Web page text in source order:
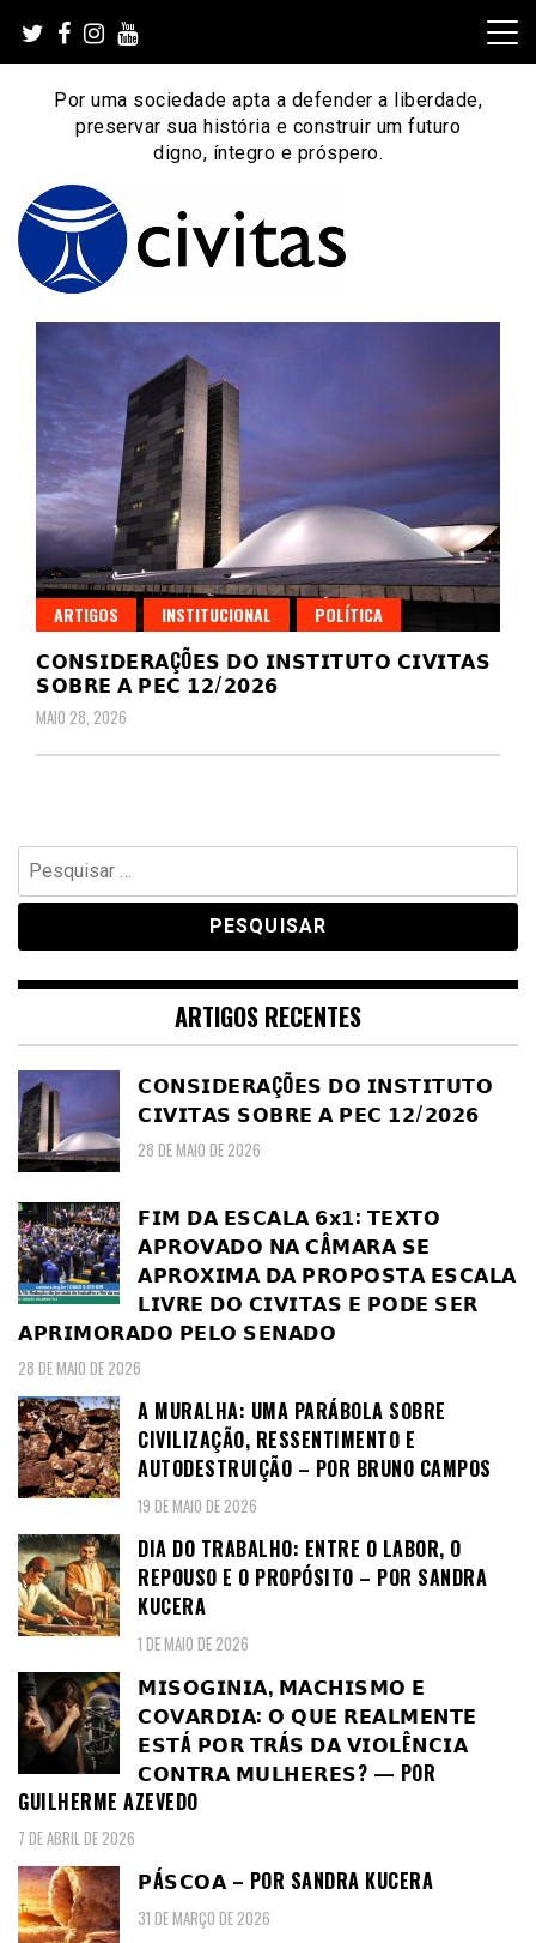
content
Por uma sociedade apta a defender a liberdade,
preservar sua história e construir um futuro
digno, íntegro e próspero.
Instituto Civitas
e próspero.
ARTIGOS INSTITUCIONAL POLÍTICA
𝗖𝗢𝗡𝗦𝗜𝗗𝗘𝗥𝗔ÇÕ𝗘𝗦 𝗗𝗢 𝗜𝗡𝗦𝗧𝗜𝗧𝗨𝗧𝗢 𝗖𝗜𝗩𝗜𝗧𝗔𝗦
𝗦𝗢𝗕𝗥𝗘 𝗔 𝗣𝗘𝗖 𝟭𝟮/𝟮𝟬𝟮𝟲
MAIO 28, 2026
Pesquisar
por:
ARTIGOS RECENTES
𝗖𝗢𝗡𝗦𝗜𝗗𝗘𝗥𝗔ÇÕ𝗘𝗦 𝗗𝗢 𝗜𝗡𝗦𝗧𝗜𝗧𝗨𝗧𝗢
𝗖𝗜𝗩𝗜𝗧𝗔𝗦 𝗦𝗢𝗕𝗥𝗘 𝗔 𝗣𝗘𝗖 𝟭𝟮/𝟮𝟬𝟮𝟲
28 DE MAIO DE 2026
𝗙𝗜𝗠 𝗗𝗔 𝗘𝗦𝗖𝗔𝗟𝗔 𝟲𝘅𝟭: 𝗧𝗘𝗫𝗧𝗢
𝗔𝗣𝗥𝗢𝗩𝗔𝗗𝗢 𝗡𝗔 𝗖Â𝗠𝗔𝗥𝗔 𝗦𝗘
𝗔𝗣𝗥𝗢𝗫𝗜𝗠𝗔 𝗗𝗔 𝗣𝗥𝗢𝗣𝗢𝗦𝗧𝗔 𝗘𝗦𝗖𝗔𝗟𝗔
𝗟𝗜𝗩𝗥𝗘 𝗗𝗢 𝗖𝗜𝗩𝗜𝗧𝗔𝗦 𝗘 𝗣𝗢𝗗𝗘 𝗦𝗘𝗥
𝗔𝗣𝗥𝗜𝗠𝗢𝗥𝗔𝗗𝗢 𝗣𝗘𝗟𝗢 𝗦𝗘𝗡𝗔𝗗𝗢
28 DE MAIO DE 2026
A MURALHA: UMA PARÁBOLA SOBRE
CIVILIZAÇÃO, RESSENTIMENTO E
AUTODESTRUIÇÃO – POR BRUNO CAMPOS
19 DE MAIO DE 2026
DIA DO TRABALHO: ENTRE O LABOR, O
REPOUSO E O PROPÓSITO – POR SANDRA
KUCERA
1 DE MAIO DE 2026
𝗠𝗜𝗦𝗢𝗚𝗜𝗡𝗜𝗔, 𝗠𝗔𝗖𝗛𝗜𝗦𝗠𝗢 𝗘
𝗖𝗢𝗩𝗔𝗥𝗗𝗜𝗔: 𝗢 𝗤𝗨𝗘 𝗥𝗘𝗔𝗟𝗠𝗘𝗡𝗧𝗘
𝗘𝗦𝗧Á 𝗣𝗢𝗥 𝗧𝗥Á𝗦 𝗗𝗔 𝗩𝗜𝗢𝗟Ê𝗡𝗖𝗜𝗔
𝗖𝗢𝗡𝗧𝗥𝗔 𝗠𝗨𝗟𝗛𝗘𝗥𝗘𝗦? — POR
GUILHERME AZEVEDO
7 DE ABRIL DE 2026
𝗣Á𝗦𝗖𝗢𝗔 – POR SANDRA KUCERA
31 DE MARÇO DE 2026